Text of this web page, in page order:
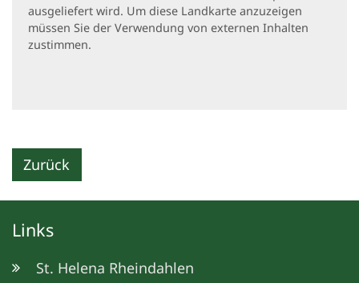
ausgeliefert wird. Um diese Landkarte anzuzeigen
müssen Sie der Verwendung von externen Inhalten
zustimmen.
Zurück
Links
St. Helena Rheindahlen